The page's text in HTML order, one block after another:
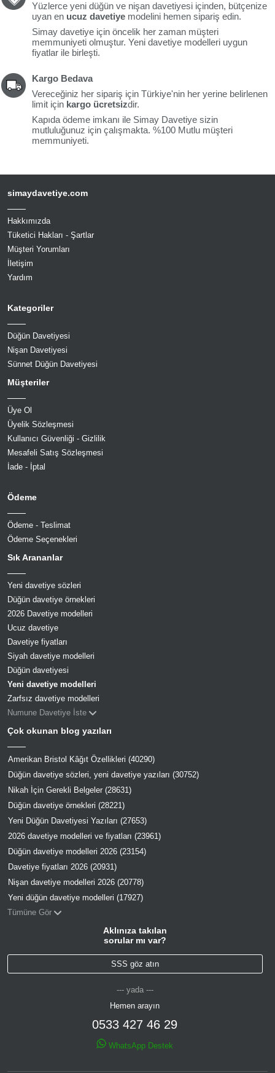
Yüzlerce yeni düğün ve nişan davetiyesi içinden, bütçenize
uyan en ucuz davetiye modelini hemen sipariş edin.
Simay davetiye için öncelik her zaman müşteri
memmuniyeti olmuştur. Yeni davetiye modelleri uygun
fiyatlar ile birleşti.
Kargo Bedava
Vereceğiniz her sipariş için Türkiye'nin her yerine belirlenen
limit için kargo ücretsizdir.
Kapıda ödeme imkanı ile Simay Davetiye sizin
mutluluğunuz için çalışmakta. %100 Mutlu müşteri
memmuniyeti.
simaydavetiye.com
Hakkımızda
Tüketici Hakları - Şartlar
Müşteri Yorumları
İletişim
Yardım
Kategoriler
Düğün Davetiyesi
Nişan Davetiyesi
Sünnet Düğün Davetiyesi
Müşteriler
Üye Ol
Üyelik Sözleşmesi
Kullanıcı Güvenliği - Gizlilik
Mesafeli Satış Sözleşmesi
İade - İptal
Ödeme
Ödeme - Teslimat
Ödeme Seçenekleri
Sık Arananlar
Yeni davetiye sözleri
Düğün davetiye örnekleri
2026 Davetiye modelleri
Ucuz davetiye
Davetiye fiyatları
Siyah davetiye modelleri
Düğün davetiyesi
Yeni davetiye modelleri
Zarfsız davetiye modelleri
Numune Davetiye İste
Çok okunan blog yazıları
Amerikan Bristol Kâğıt Özellikleri (40290)
Düğün davetiye sözleri, yeni davetiye yazıları (30752)
Nikah İçin Gerekli Belgeler (28631)
Düğün davetiye örnekleri (28221)
Yeni Düğün Davetiyesi Yazıları (27653)
2026 davetiye modelleri ve fiyatları (23961)
Düğün davetiye modelleri 2026 (23154)
Davetiye fiyatları 2026 (20931)
Nişan davetiye modelleri 2026 (20778)
Yeni düğün davetiye modelleri (17927)
Tümüne Gör
Aklınıza takılan
sorular mı var?
SSS göz atın
--- yada ---
Hemen arayın
0533 427 46 29
WhatsApp Destek